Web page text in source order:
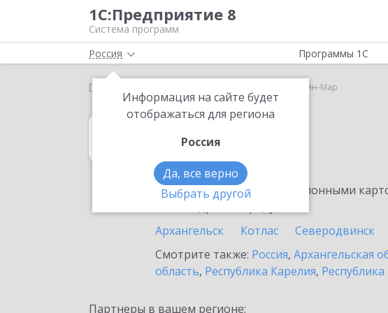
1С:Предприятие 8
Система программ
Россия
Информация на сайте будет
отображаться для региона
Россия
Да, все верно
Выбрать другой
Программы 1С
Главная Нарьян-Мар
1С:Садовод
в Нарьян-Маре
Ознакомьтесь с информационными
Архангельск
Котлас Северодвинск
Смотрите также: Россия, Архангельская
область, Республика Карелия,
Партнеры в вашем регионе: